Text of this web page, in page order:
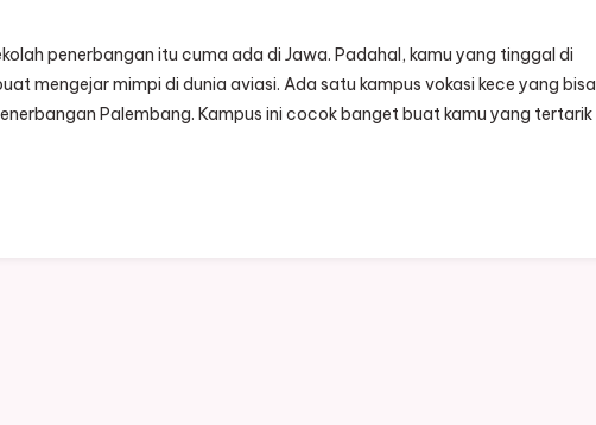
penerbangan itu cuma ada di Jawa. Padahal, kamu yang tinggal di
mengejar mimpi di dunia aviasi. Ada satu kampus vokasi kece yang bisa
Palembang. Kampus ini cocok banget buat kamu yang tertarik